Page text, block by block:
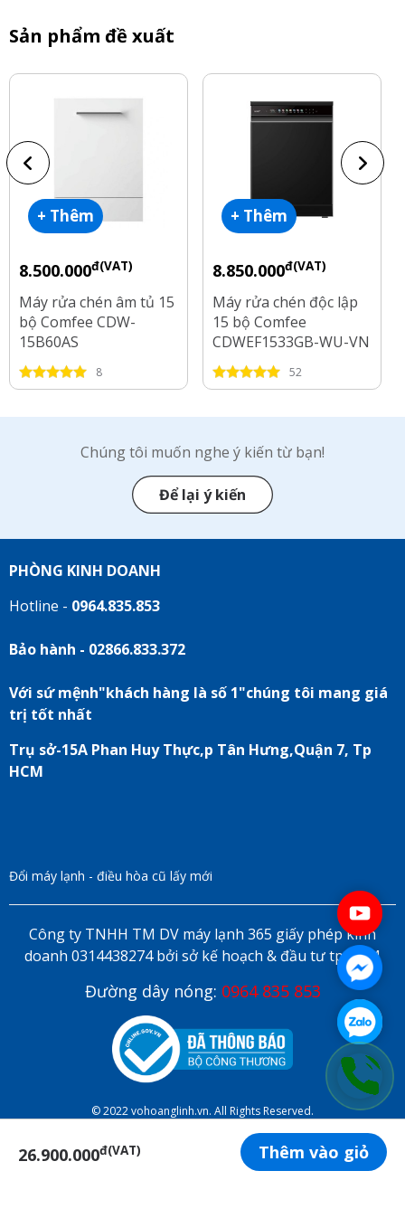
26.900.000đ(VAT) Thêm vào giỏ
Sản phẩm đề xuất
+ Thêm
8.500.000đ(VAT)
Máy rửa chén âm tủ 15
bộ Comfee CDW-
15B60AS
8
+ Thêm
8.850.000đ(VAT)
Máy rửa chén độc lập
15 bộ Comfee
CDWEF1533GB-WU-VN
52
Chúng tôi muốn nghe ý kiến từ bạn!
Để lại ý kiến
PHÒNG KINH DOANH
Hotline - 0964.835.853
Bảo hành - 02866.833.372
Với sứ mệnh"khách hàng là số 1"chúng tôi mang giá
trị tốt nhất
Trụ sở-15A Phan Huy Thực,p Tân Hưng,Quận 7, Tp
HCM
Đổi máy lạnh - điều hòa cũ lấy mới
Công ty TNHH TM DV máy lạnh 365 giấy phép kinh
doanh 0314438274 bởi sở kế hoạch & đầu tư tp HCM
Đường dây nóng: 0964 835 853
© 2022 vohoanglinh.vn. All Rights Reserved.
ĐẶT LỊCH HẸN ONLINE